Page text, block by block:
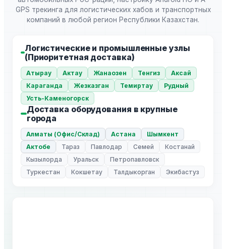
GPS трекинга для логистических хабов и транспортных
компаний в любой регион Республики Казахстан.
Логистические и промышленные узлы
(Приоритетная доставка)
Атырау Актау Жанаозен Тенгиз
Аксай
Караганда
Жезказган Темиртау
Рудный
Усть-Каменогорск
Доставка оборудования в крупные
города
Алматы (Офис/Склад) Астана
Шымкент
Актобе
Тараз Павлодар Семей
Костанай
Кызылорда
Уральск
Петропавловск
Туркестан
Кокшетау Талдыкорган Экибастуз